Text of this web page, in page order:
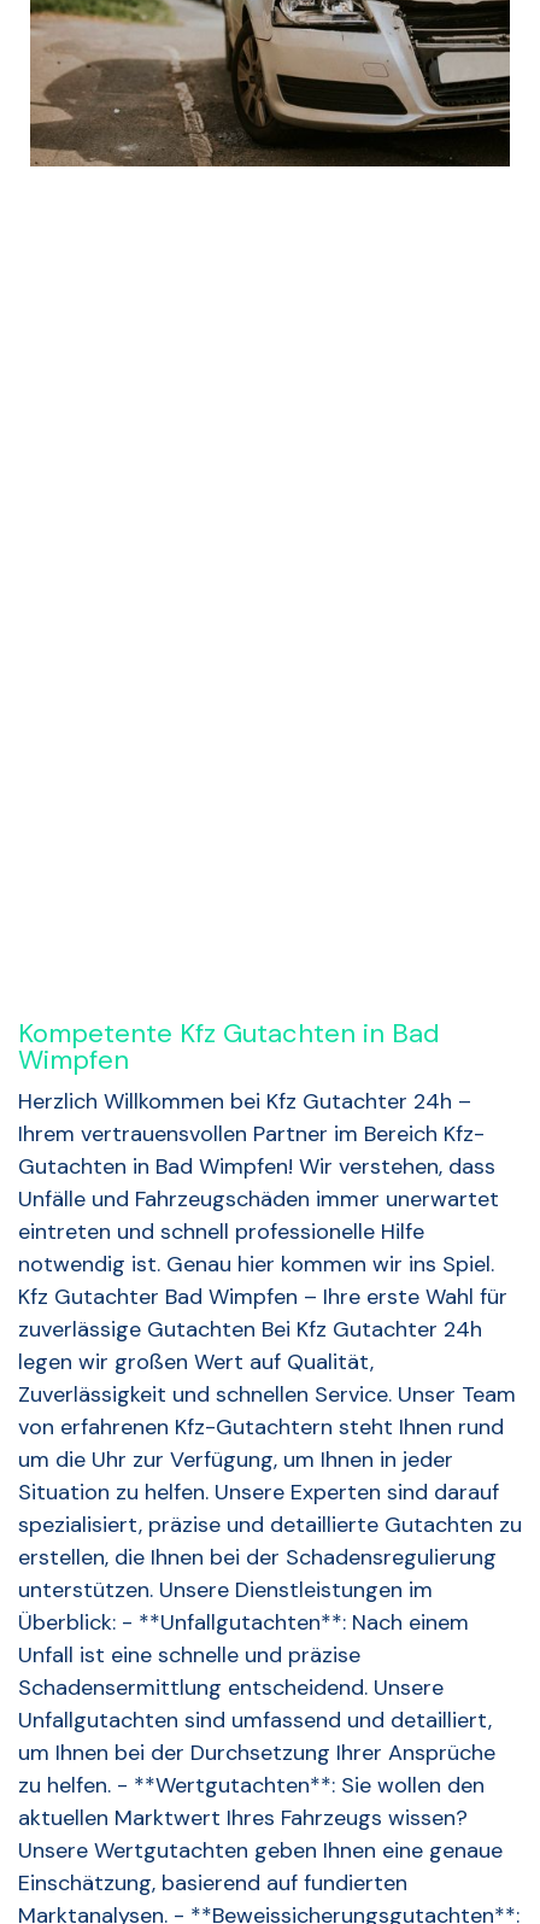
Kompetente Kfz Gutachten in Bad
Wimpfen
Herzlich Willkommen bei Kfz Gutachter 24h –
Ihrem vertrauensvollen Partner im Bereich Kfz-
Gutachten in Bad Wimpfen! Wir verstehen, dass
Unfälle und Fahrzeugschäden immer unerwartet
eintreten und schnell professionelle Hilfe
notwendig ist. Genau hier kommen wir ins Spiel.
Kfz Gutachter Bad Wimpfen – Ihre erste Wahl für
zuverlässige Gutachten Bei Kfz Gutachter 24h
legen wir großen Wert auf Qualität,
Zuverlässigkeit und schnellen Service. Unser Team
von erfahrenen Kfz-Gutachtern steht Ihnen rund
um die Uhr zur Verfügung, um Ihnen in jeder
Situation zu helfen. Unsere Experten sind darauf
spezialisiert, präzise und detaillierte Gutachten zu
erstellen, die Ihnen bei der Schadensregulierung
unterstützen. Unsere Dienstleistungen im
Überblick: - **Unfallgutachten**: Nach einem
Unfall ist eine schnelle und präzise
Schadensermittlung entscheidend. Unsere
Unfallgutachten sind umfassend und detailliert,
um Ihnen bei der Durchsetzung Ihrer Ansprüche
zu helfen. - **Wertgutachten**: Sie wollen den
aktuellen Marktwert Ihres Fahrzeugs wissen?
Unsere Wertgutachten geben Ihnen eine genaue
Einschätzung, basierend auf fundierten
Marktanalysen. - **Beweissicherungsgutachten**: